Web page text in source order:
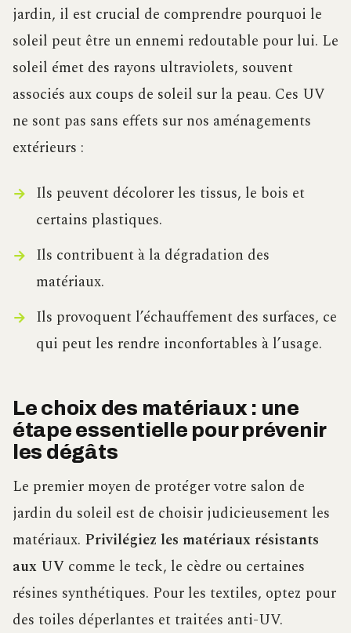
jardin, il est crucial de comprendre pourquoi le
soleil peut être un ennemi redoutable pour lui. Le
soleil émet des rayons ultraviolets, souvent
associés aux coups de soleil sur la peau. Ces UV
ne sont pas sans effets sur nos aménagements
extérieurs :
Ils peuvent décolorer les tissus, le bois et
certains plastiques.
Ils contribuent à la dégradation des
matériaux.
Ils provoquent l’échauffement des surfaces, ce
qui peut les rendre inconfortables à l’usage.
Le choix des matériaux : une
étape essentielle pour prévenir
les dégâts
Le premier moyen de protéger votre salon de
jardin du soleil est de choisir judicieusement les
matériaux. Privilégiez les matériaux résistants
aux UV comme le teck, le cèdre ou certaines
résines synthétiques. Pour les textiles, optez pour
des toiles déperlantes et traitées anti-UV.